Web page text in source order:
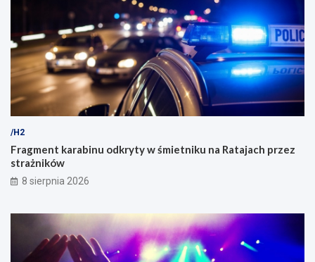
e
n
i
a
/H2
Fragment karabinu odkryty w śmietniku na Ratajach przez
strażników
8 sierpnia 2026